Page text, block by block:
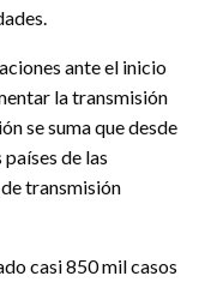
ante el inicio
la transmisión
se suma que desde
de las
transmisión
casi 850 mil casos